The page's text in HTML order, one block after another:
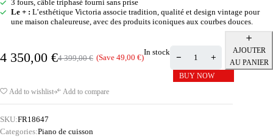
3 fours, câble triphasé fourni sans prise
Le + : L’esthétique Victoria associe tradition, qualité et design vintage pour
une maison chaleureuse, avec des produits iconiques aux courbes douces.
4 399,00€
4 350,00 € (Save 49,00 €)
In stock
AJOUTER
AU PANIER
BUY NOW
Add to wishlist
Add to compare
SKU:FR18647
Categories:Piano de cuisson